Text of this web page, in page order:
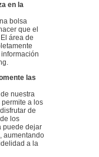
en la
bolsa
que el
área de
las
nuestra
a los
de
los
puede dejar
aumentando
a la